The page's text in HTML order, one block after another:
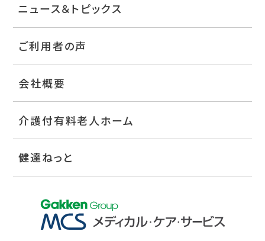
ニュース＆トピックス
ご利用者の声
会社概要
介護付有料老人ホーム
健達ねっと